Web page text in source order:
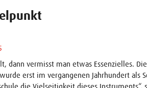
dann vermisst man etwas Essenzielles.
erst im vergangenen Jahrhundert als
die Vielseitigkeit dieses Instruments“,